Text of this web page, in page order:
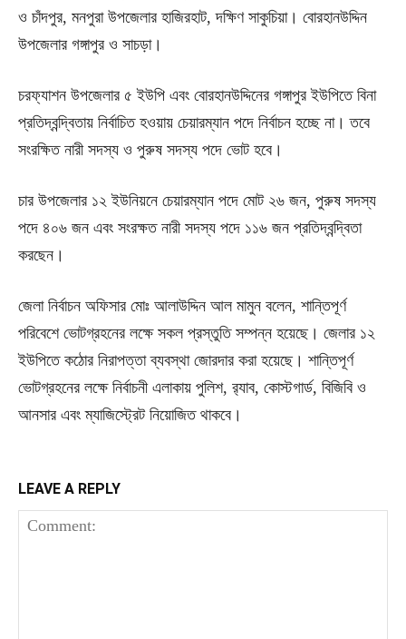
ও চাঁদপুর, মনপুরা উপজেলার হাজিরহাট, দক্ষিণ সাকুচিয়া। বোরহানউদ্দিন
উপজেলার গঙ্গাপুর ও সাচড়া।
চরফ্যাশন উপজেলার ৫ ইউপি এবং বোরহানউদ্দিনের গঙ্গাপুর ইউপিতে বিনা
প্রতিদ্বন্দ্বিতায় নির্বাচিত হওয়ায় চেয়ারম্যান পদে নির্বাচন হচ্ছে না। তবে
সংরক্ষিত নারী সদস্য ও পুরুষ সদস্য পদে ভোট হবে।
চার উপজেলার ১২ ইউনিয়নে চেয়ারম্যান পদে মোট ২৬ জন, পুরুষ সদস্য
পদে ৪০৬ জন এবং সংরক্ষত নারী সদস্য পদে ১১৬ জন প্রতিদ্বন্দ্বিতা
করছেন।
জেলা নির্বাচন অফিসার মোঃ আলাউদ্দিন আল মামুন বলেন, শান্তিপূর্ণ
পরিবেশে ভোটগ্রহনের লক্ষে সকল প্রস্তুতি সম্পন্ন হয়েছে। জেলার ১২
ইউপিতে কঠোর নিরাপত্তা ব্যবস্থা জোরদার করা হয়েছে। শান্তিপূর্ণ
ভোটগ্রহনের লক্ষে নির্বাচনী এলাকায় পুলিশ, র‌্যাব, কোস্টগার্ড, বিজিবি ও
আনসার এবং ম্যাজিস্ট্রেট নিয়োজিত থাকবে।
LEAVE A REPLY